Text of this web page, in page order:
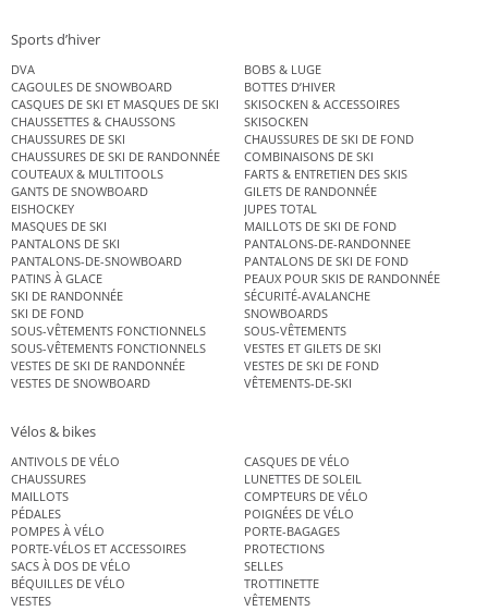
Sports d’hiver
DVA
BOBS & LUGE
CAGOULES DE SNOWBOARD
BOTTES D’HIVER
CASQUES DE SKI ET MASQUES DE SKI
SKISOCKEN & ACCESSOIRES
CHAUSSETTES & CHAUSSONS
SKISOCKEN
CHAUSSURES DE SKI
CHAUSSURES DE SKI DE FOND
CHAUSSURES DE SKI DE RANDONNÉE
COMBINAISONS DE SKI
COUTEAUX & MULTITOOLS
FARTS & ENTRETIEN DES SKIS
GANTS DE SNOWBOARD
GILETS DE RANDONNÉE
EISHOCKEY
JUPES TOTAL
MASQUES DE SKI
MAILLOTS DE SKI DE FOND
PANTALONS DE SKI
PANTALONS-DE-RANDONNEE
PANTALONS-DE-SNOWBOARD
PANTALONS DE SKI DE FOND
PATINS À GLACE
PEAUX POUR SKIS DE RANDONNÉE
SKI DE RANDONNÉE
SÉCURITÉ-AVALANCHE
SKI DE FOND
SNOWBOARDS
SOUS-VÊTEMENTS FONCTIONNELS
SOUS-VÊTEMENTS
SOUS-VÊTEMENTS FONCTIONNELS
VESTES ET GILETS DE SKI
VESTES DE SKI DE RANDONNÉE
VESTES DE SKI DE FOND
VESTES DE SNOWBOARD
VÊTEMENTS-DE-SKI
Vélos & bikes
ANTIVOLS DE VÉLO
CASQUES DE VÉLO
CHAUSSURES
LUNETTES DE SOLEIL
MAILLOTS
COMPTEURS DE VÉLO
PÉDALES
POIGNÉES DE VÉLO
POMPES À VÉLO
PORTE-BAGAGES
PORTE-VÉLOS ET ACCESSOIRES
PROTECTIONS
SACS À DOS DE VÉLO
SELLES
BÉQUILLES DE VÉLO
TROTTINETTE
VESTES
VÊTEMENTS